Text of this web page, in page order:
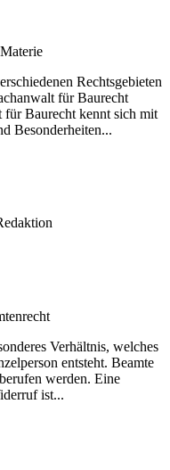
Rechtsgebieten
für Baurecht
Baurecht kennt sich mit
Besonderheiten...
Verhältnis, welches
entsteht. Beamte
werden. Eine
ist...